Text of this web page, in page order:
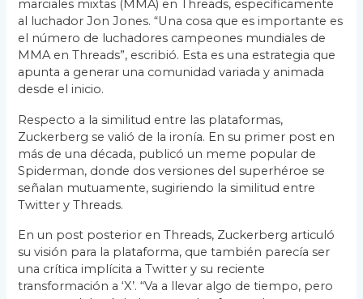
marciales mixtas (MMA) en Threads, específicamente
al luchador Jon Jones. “Una cosa que es importante es
el número de luchadores campeones mundiales de
MMA en Threads”, escribió. Esta es una estrategia que
apunta a generar una comunidad variada y animada
desde el inicio.
Respecto a la similitud entre las plataformas,
Zuckerberg se valió de la ironía. En su primer post en
más de una década, publicó un meme popular de
Spiderman, donde dos versiones del superhéroe se
señalan mutuamente, sugiriendo la similitud entre
Twitter y Threads.
En un post posterior en Threads, Zuckerberg articuló
su visión para la plataforma, que también parecía ser
una crítica implícita a Twitter y su reciente
transformación a ‘X’. “Va a llevar algo de tiempo, pero